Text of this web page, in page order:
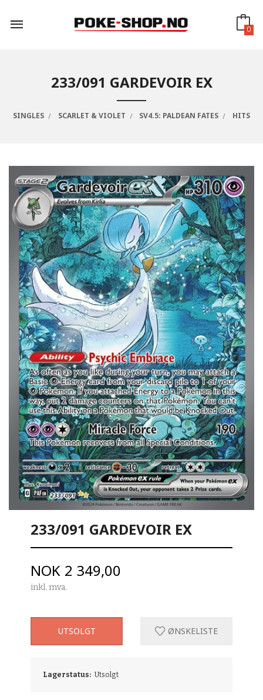
innholdet
0
233/091 GARDEVOIR EX
SINGLES SCARLET & VIOLET SV4.5: PALDEAN FATES HITS
233/091 GARDEVOIR EX
Pris
NOK 2 349,00
inkl. mva.
UTSOLGT ØNSKELISTE
Lagerstatus: Utsolgt